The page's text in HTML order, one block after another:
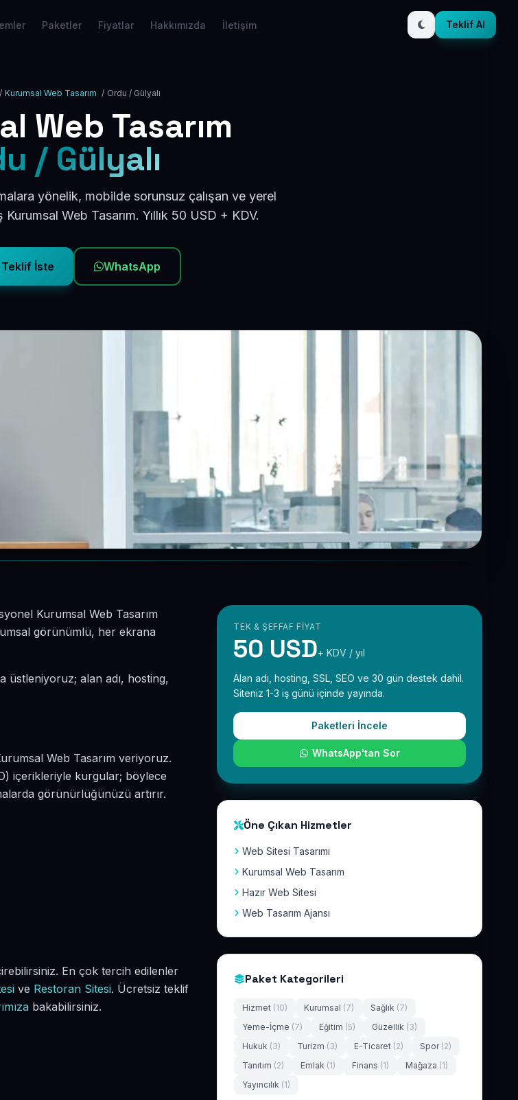
Paketler Fiyatlar Hakkımızda İletişim Teklif Al
/ Kurumsal Web Tasarım / Ordu / Gülyalı
Web Tasarım
/ Gülyalı
yönelik, mobilde sorunsuz çalışan ve yerel
Web Tasarım. Yıllık 50 USD + KDV.
İste WhatsApp
Kurumsal Web Tasarım
görünümlü, her ekrana
üstleniyoruz; alan adı, hosting,
Web Tasarım veriyoruz.
içerikleriyle kurgular; böylece
görünürlüğünüzü artırır.
En çok tercih edilenler
ve Restoran Sitesi. Ücretsiz teklif
bakabilirsiniz.
TEK & ŞEFFAF FIYAT
50 USD+ KDV / yıl
Alan adı, hosting, SSL, SEO ve 30 gün destek dahil.
Siteniz 1-3 iş günü içinde yayında.
Paketleri İncele
WhatsApp'tan Sor
Öne Çıkan Hizmetler
Web Sitesi Tasarımı
Kurumsal Web Tasarım
Hazır Web Sitesi
Web Tasarım Ajansı
Paket Kategorileri
Hizmet (10) Kurumsal (7) Sağlık (7)
Yeme-İçme (7) Eğitim (5) Güzellik (3)
Hukuk (3) Turizm (3) E-Ticaret (2) Spor (2)
Tanıtım (2) Emlak (1) Finans (1) Mağaza (1)
Yayıncılık (1)